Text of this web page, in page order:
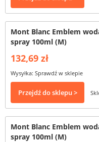
Mont Blanc Emblem
spray 100ml (M)
132,69 zł
Wysyłka: Sprawdź w sklepie
Przejdź do sklepu >
Mont Blanc Emblem
spray 100ml (M)